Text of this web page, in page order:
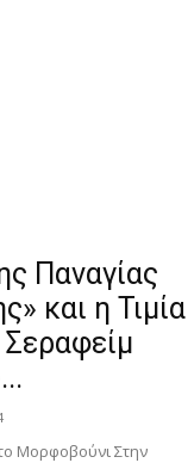
Παναγίας
και η Τιμία
Μορφοβούνι Στην